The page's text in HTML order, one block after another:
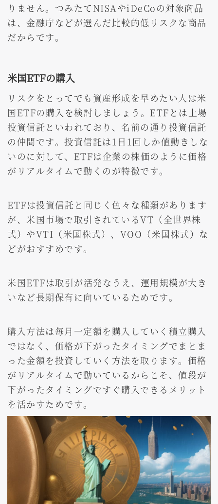
りません。つみたてNISAやiDeCoの対象商品
は、金融庁などが選んだ比較的低リスクな商品
だからです。
米国ETFの購入
リスクをとってでも資産形成を早めたい人は米
国ETFの購入を検討しましょう。ETFとは上場
投資信託といわれており、名前の通り投資信託
の仲間です。投資信託は1日1回しか値動きしな
いのに対して、ETFは企業の株価のように価格
がリアルタイムで動くのが特徴です。
ETFは投資信託と同じく色々な種類があります
が、米国市場で取引されているVT（全世界株
式）やVTI（米国株式）、VOO（米国株式）な
どがおすすめです。
米国ETFは取引が活発なうえ、運用規模が大き
いなど長期保有に向いているためです。
購入方法は毎月一定額を購入していく積立購入
ではなく、価格が下がったタイミングでまとま
った金額を投資していく方法を取ります。価格
がリアルタイムで動いているからこそ、値段が
下がったタイミングですぐ購入できるメリット
を活かすためです。